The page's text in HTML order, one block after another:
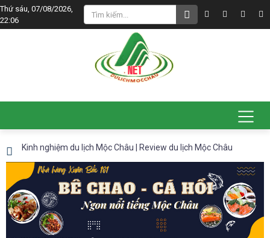
Thứ sáu, 07/08/2026,
22:06
Kinh nghiệm du lịch Mộc Châu | Review du lịch Mộc Châu